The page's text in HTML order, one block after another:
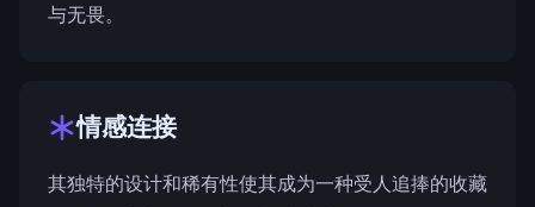
与无畏。
情感连接
其独特的设计和稀有性使其成为一种受人追捧的收藏